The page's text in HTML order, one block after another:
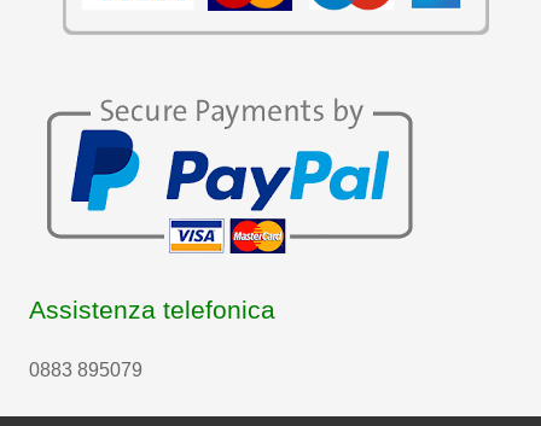
Assistenza telefonica
0883 895079